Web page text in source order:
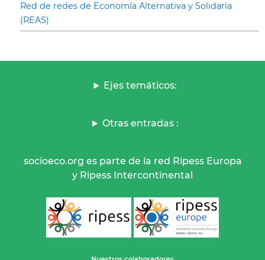
Red de redes de Economía Alternativa y Solidaria
(REAS)
Ejes temáticos:
Otras entradas :
socioeco.org es parte de la red Ripess Europa
y Ripess Intercontinental